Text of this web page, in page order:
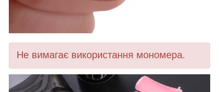
Не вимагає використання мономера.